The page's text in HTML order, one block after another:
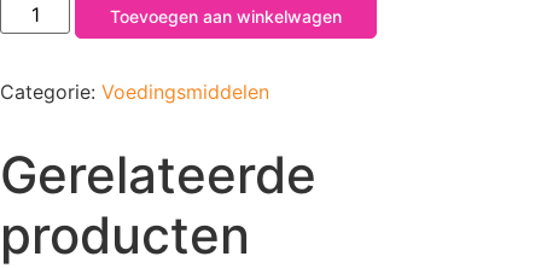
Toevoegen aan winkelwagen
Categorie: Voedingsmiddelen
Gerelateerde
producten